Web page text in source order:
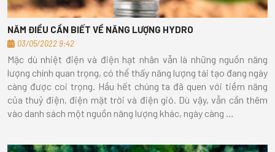
NĂM ĐIỀU CẦN BIẾT VỀ NĂNG LƯỢNG HYDRO
03/05/2022 9:42
Mặc dù nhiệt điện và điện hạt nhân vẫn là những nguồn năng
lượng chính quan trọng, có thể thấy năng lượng tái tạo đang ngày
càng được coi trọng. Hầu hết chúng ta đã quen với tiềm năng
của thuỷ điện, điện mặt trời và điện gió. Dù vậy, vẫn cần thêm
vào danh sách một nguồn năng lượng khác, ngày càng …